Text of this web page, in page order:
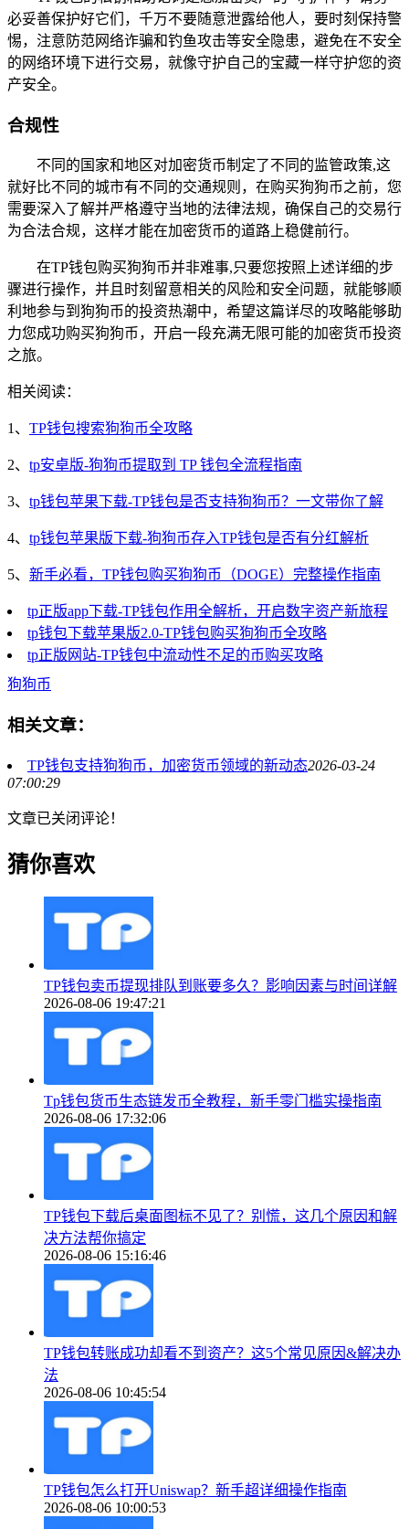
必妥善保护好它们，千万不要随意泄露给他人，要时刻保持警
惕，注意防范网络诈骗和钓鱼攻击等安全隐患，避免在不安全
的网络环境下进行交易，就像守护自己的宝藏一样守护您的资
产安全。
合规性
不同的国家和地区对加密货币制定了不同的监管政策,这
就好比不同的城市有不同的交通规则，在购买狗狗币之前，您
需要深入了解并严格遵守当地的法律法规，确保自己的交易行
为合法合规，这样才能在加密货币的道路上稳健前行。
在TP钱包购买狗狗币并非难事,只要您按照上述详细的步
骤进行操作，并且时刻留意相关的风险和安全问题，就能够顺
利地参与到狗狗币的投资热潮中，希望这篇详尽的攻略能够助
力您成功购买狗狗币，开启一段充满无限可能的加密货币投资
之旅。
相关阅读：
1、 TP钱包搜索狗狗币全攻略
2、 tp安卓版-狗狗币提取到 TP 钱包全流程指南
3、 tp钱包苹果下载-TP钱包是否支持狗狗币？一文带你了解
4、 tp钱包苹果版下载-狗狗币存入TP钱包是否有分红解析
5、 新手必看，TP钱包购买狗狗币（DOGE）完整操作指南
tp正版app下载-TP钱包作用全解析，开启数字资产新旅程
tp钱包下载苹果版2.0-TP钱包购买狗狗币全攻略
tp正版网站-TP钱包中流动性不足的币购买攻略
狗狗币
相关文章：
TP钱包支持狗狗币，加密货币领域的新动态2026-03-24
07:00:29
文章已关闭评论！
猜你喜欢
TP钱包卖币提现排队到账要多久？影响因素与时间详解
2026-08-06 19:47:21
Tp钱包货币生态链发币全教程，新手零门槛实操指南
2026-08-06 17:32:06
TP钱包下载后桌面图标不见了？别慌，这几个原因和解
决方法帮你搞定
2026-08-06 15:16:46
TP钱包转账成功却看不到资产？这5个常见原因&解决办
法
2026-08-06 10:45:54
TP钱包怎么打开Uniswap？新手超详细操作指南
2026-08-06 10:00:53